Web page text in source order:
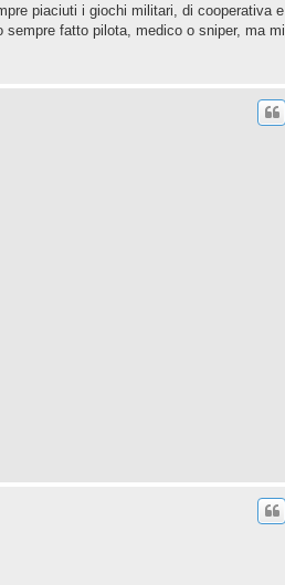
piaciuti i giochi militari, di cooperativa e
fatto pilota, medico o sniper, ma mi